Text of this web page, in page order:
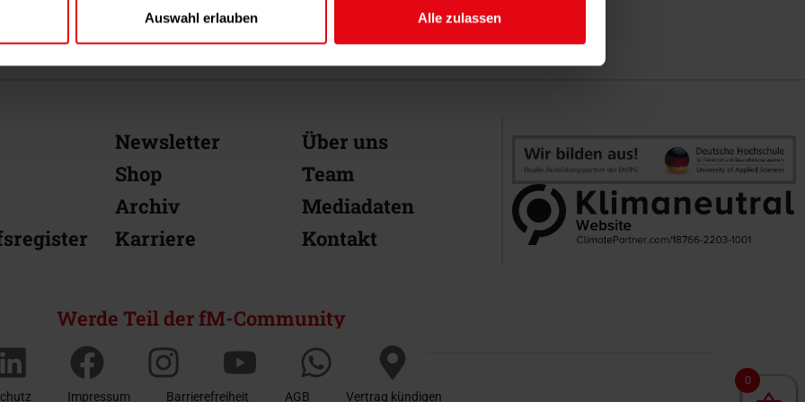
Auswahl erlauben Alle zulassen
Newsletter
Shop
Archiv
Karriere
Über uns
Team
Mediadaten
Kontakt
Werde Teil der fM-Community
Impressum Barrierefreiheit AGB Vertrag kündigen
0